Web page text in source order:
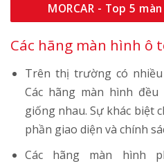
MORCAR - Top 5
Các hãng màn hình ô
Trên thị trường có
Các hãng màn hình
giống nhau. Sự khác biệt
phần giao diện và chính
Các hãng màn hình